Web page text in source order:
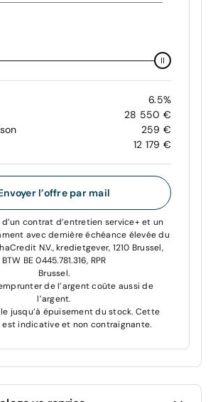
6.5%
28 550 €
259 €
12 179 €
l’offre par mail
contrat d’entretien service+ et un
avec dernière échéance élevée du
N.V., kredietgever, 1210 Brussel,
BTW BE 0445.781.316, RPR
Brussel.
de l’argent coûte aussi de
l’argent.
jusqu’à épuisement du stock. Cette
indicative et non contraignante.